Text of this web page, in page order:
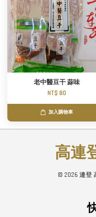
老中醫豆干 蒜味
NT$ 80
加入購物車
高連
© 2026 連登